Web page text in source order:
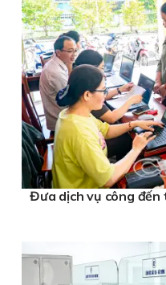
Đưa dịch vụ công đến